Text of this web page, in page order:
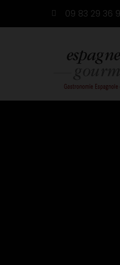
09 83 29 36